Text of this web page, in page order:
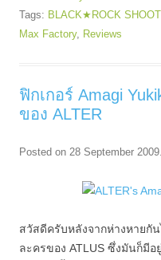
Tags: BLACK★ROCK
Max Factory, Reviews
ฟิกเกอร์ Amagi
ของ ALTER
Posted on 28 September 2009.
สวัสดีครับหลังจากห่างหายกั
ละครของ ATLUS ซึ่งมันก็มี